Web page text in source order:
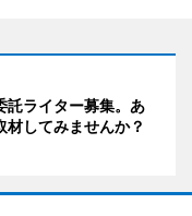
託ライター募集。あ
してみませんか？